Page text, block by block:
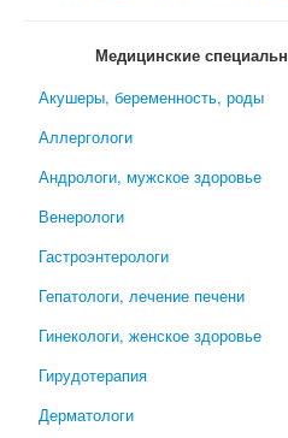
Медицинские
Акушеры, беременность, роды
Аллергологи
Андрологи, мужское здоровье
Венерологи
Гастроэнтерологи
Гепатологи, лечение печени
Гинекологи, женское здоровье
Гирудотерапия
Дерматологи